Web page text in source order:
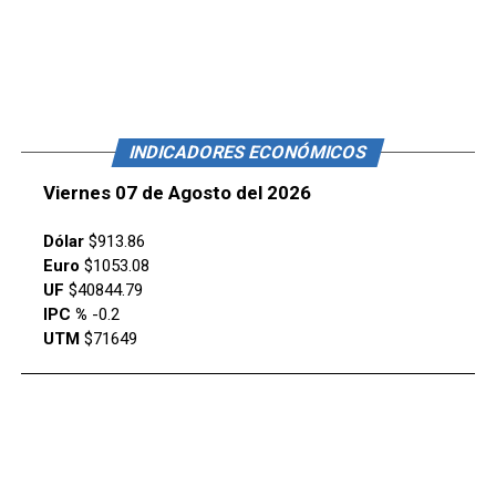
INDICADORES ECONÓMICOS
Viernes 07 de Agosto del 2026
Dólar$913.86
Euro $1053.08
UF $40844.79
IPC % -0.2
UTM$71649